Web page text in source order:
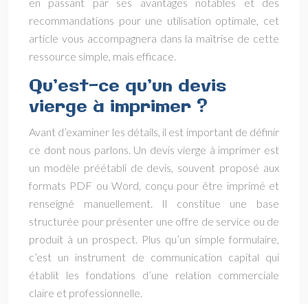
recommandations pour une utilisation optimale, cet
article vous accompagnera dans la maîtrise de cette
ressource simple, mais efficace.
Qu’est-ce qu’un devis
vierge à imprimer ?
Avant d’examiner les détails, il est important de définir
ce dont nous parlons. Un devis vierge à imprimer est
un modèle préétabli de devis, souvent proposé aux
formats PDF ou Word, conçu pour être imprimé et
renseigné manuellement. Il constitue une base
structurée pour présenter une offre de service ou de
produit à un prospect. Plus qu’un simple formulaire,
c’est un instrument de communication capital qui
établit les fondations d’une relation commerciale
claire et professionnelle.